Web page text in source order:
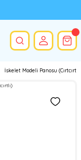
İskelet Modeli Panosu (Cırtcırtlı)